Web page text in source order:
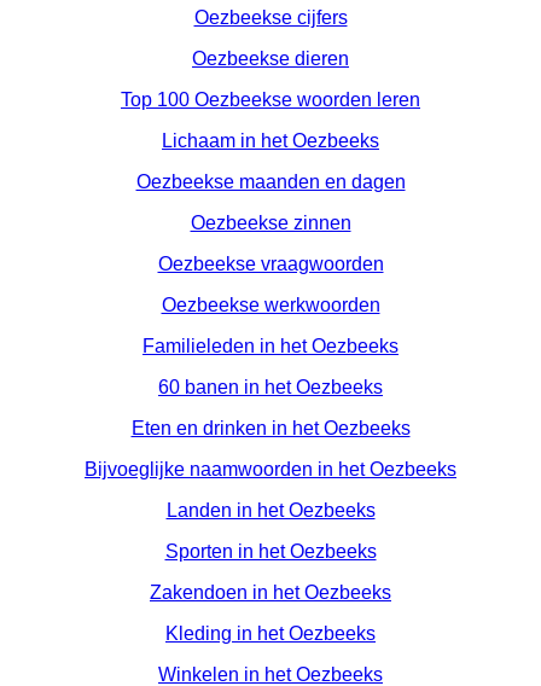
Oezbeekse cijfers
Oezbeekse dieren
Top 100 Oezbeekse woorden leren
Lichaam in het Oezbeeks
Oezbeekse maanden en dagen
Oezbeekse zinnen
Oezbeekse vraagwoorden
Oezbeekse werkwoorden
Familieleden in het Oezbeeks
60 banen in het Oezbeeks
Eten en drinken in het Oezbeeks
Bijvoeglijke naamwoorden in het Oezbeeks
Landen in het Oezbeeks
Sporten in het Oezbeeks
Zakendoen in het Oezbeeks
Kleding in het Oezbeeks
Winkelen in het Oezbeeks